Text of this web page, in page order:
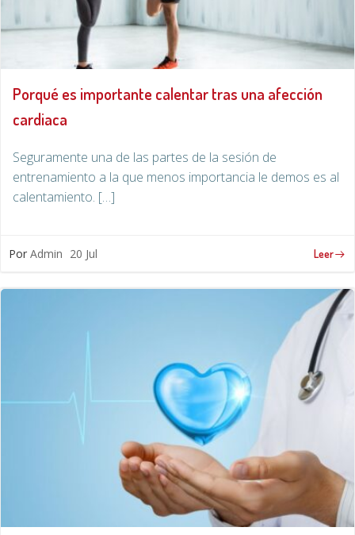
Porqué es importante calentar tras una afección
cardiaca
Seguramente una de las partes de la sesión de
entrenamiento a la que menos importancia le demos es al
calentamiento. […]
Por Admin 20 Jul Leer